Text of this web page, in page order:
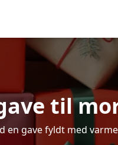
til
en gave fyldt med